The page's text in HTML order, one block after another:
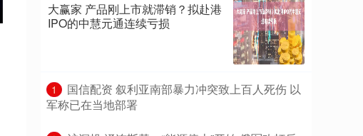
大赢家 产品刚上市就滞销？拟赴港
IPO的中慧元通连续亏损
1
​国信配资 叙利亚南部暴力冲突致上百人死伤 以
军称已在当地部署